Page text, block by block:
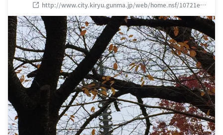
http://www.city.kiryu.gunma.jp/web/home.nsf/10721ebe
b31f439e492568f9002e676c/ebf84910a72d73ab492571f7
00194aaa?OpenDocument